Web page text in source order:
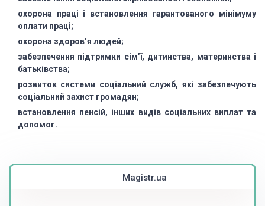
охорона праці і встановлення гарантованого мінімуму
оплати праці;
охорона здоров’я людей;
забезпечення підтримки сім’ї, дитинства, материнства і
батьківства;
розвиток системи соціальний служб, які забезпечують
соціальний захист громадян;
встановлення пенсій, інших видів соціальних виплат та
допомог.
Magistr.ua